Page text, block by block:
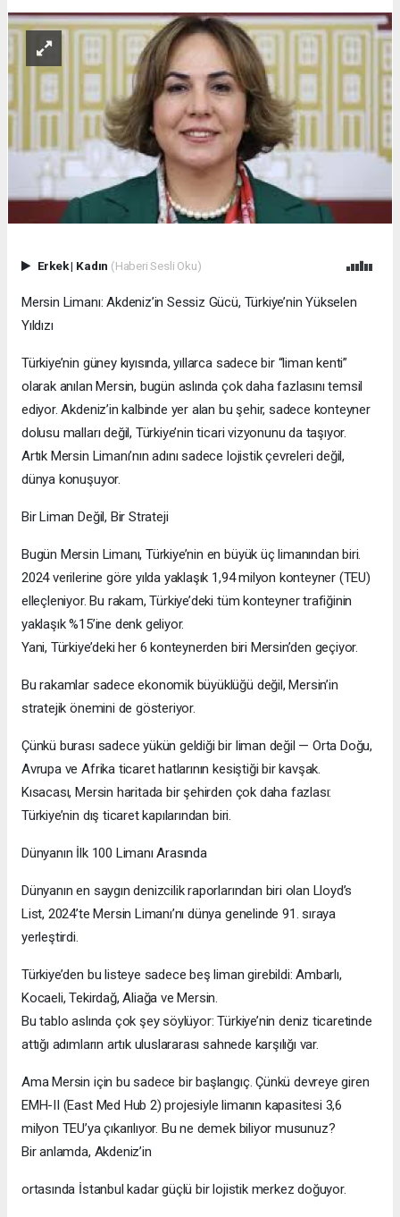
Erkek| Kadın (Haberi Sesli Oku)
Mersin Limanı: Akdeniz’in Sessiz Gücü, Türkiye’nin Yükselen
Yıldızı
Türkiye’nin güney kıyısında, yıllarca sadece bir “liman kenti”
olarak anılan Mersin, bugün aslında çok daha fazlasını temsil
ediyor. Akdeniz’in kalbinde yer alan bu şehir, sadece konteyner
dolusu malları değil, Türkiye’nin ticari vizyonunu da taşıyor.
Artık Mersin Limanı’nın adını sadece lojistik çevreleri değil,
dünya konuşuyor.
Bir Liman Değil, Bir Strateji
Bugün Mersin Limanı, Türkiye’nin en büyük üç limanından biri.
2024 verilerine göre yılda yaklaşık 1,94 milyon konteyner (TEU)
elleçleniyor. Bu rakam, Türkiye’deki tüm konteyner trafiğinin
yaklaşık %15’ine denk geliyor.
Yani, Türkiye’deki her 6 konteynerden biri Mersin’den geçiyor.
Bu rakamlar sadece ekonomik büyüklüğü değil, Mersin’in
stratejik önemini de gösteriyor.
Çünkü burası sadece yükün geldiği bir liman değil — Orta Doğu,
Avrupa ve Afrika ticaret hatlarının kesiştiği bir kavşak.
Kısacası, Mersin haritada bir şehirden çok daha fazlası:
Türkiye’nin dış ticaret kapılarından biri.
Dünyanın İlk 100 Limanı Arasında
Dünyanın en saygın denizcilik raporlarından biri olan Lloyd’s
List, 2024’te Mersin Limanı’nı dünya genelinde 91. sıraya
yerleştirdi.
Türkiye’den bu listeye sadece beş liman girebildi: Ambarlı,
Kocaeli, Tekirdağ, Aliağa ve Mersin.
Bu tablo aslında çok şey söylüyor: Türkiye’nin deniz ticaretinde
attığı adımların artık uluslararası sahnede karşılığı var.
Ama Mersin için bu sadece bir başlangıç. Çünkü devreye giren
EMH-II (East Med Hub 2) projesiyle limanın kapasitesi 3,6
milyon TEU’ya çıkarılıyor. Bu ne demek biliyor musunuz?
Bir anlamda, Akdeniz’in
ortasında İstanbul kadar güçlü bir lojistik merkez doğuyor.